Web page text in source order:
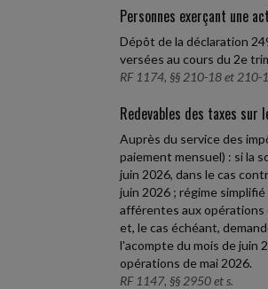
Personnes exerçant une
Dépôt de la déclaration
versées au cours du 2e
RF 1174, §§ 210-18 et 210-
Redevables des taxes sur
Auprès du service des
paiement mensuel) : si la
juin 2026, dans le cas
juin 2026 ; régime
afférentes aux opérations
et, le cas échéant,
l'acompte du mois de juin
opérations de mai 2026.
RF 1147, §§ 2950 et s.